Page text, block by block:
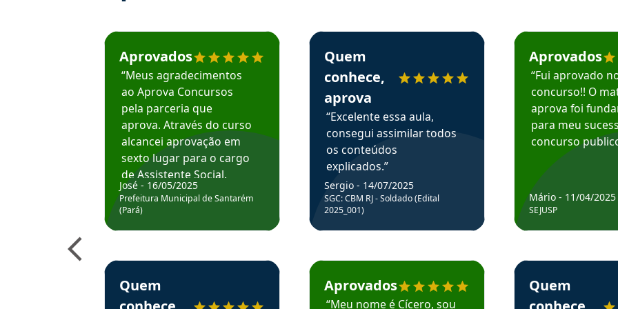
Estudante José recomenda o Aprova Concursos em depoimento
Aprovados
“Meus agradecimentos
ao Aprova Concursos
pela parceria que
aprova. Através do curso
alcancei aprovação em
sexto lugar para o cargo
de Assistente Social.
Hoje estou atuando na
Prefeitura de Santarém.
José - 16/05/2025
Prefeitura Municipal de Santarém
(Pará)
Estudante Elais recomenda o Aprova Concursos em depoimento
Quem
Estudante Sergio recomenda o Aprova Concursos em depoimento
Quem
conhece,
aprova
“Excelente essa aula,
consegui assimilar todos
os conteúdos
explicados.”
Sergio - 14/07/2025
SGC: CBM RJ - Soldado (Edital
2025_001)
Estudante Cicero recomenda o Aprova Concursos em depoimento
Aprovados
“Meu nome é Cícero, sou
Estudante Mário
Aprovados
“Fui aprovado
concurso!! O
aprova foi
para meu
concurso
Mário - 11/04/2025
SEJUSP
Estudante Henrique
Quem